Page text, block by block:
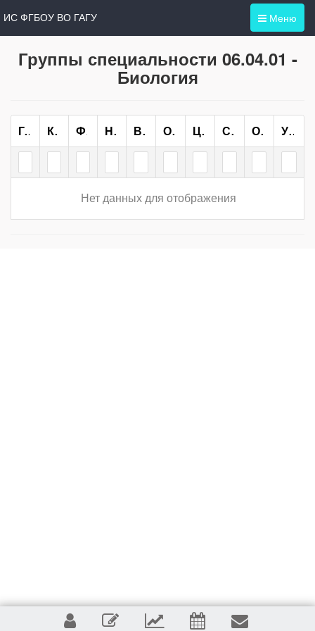
Меню
ИС ФГБОУ ВО ГАГУ
Группы специальности 06.04.01 -
Биология
Группа Курс Форма Обучения Направление/специальность Всего ОО ЦН СН ОП Учебный План
Нет данных для отображения